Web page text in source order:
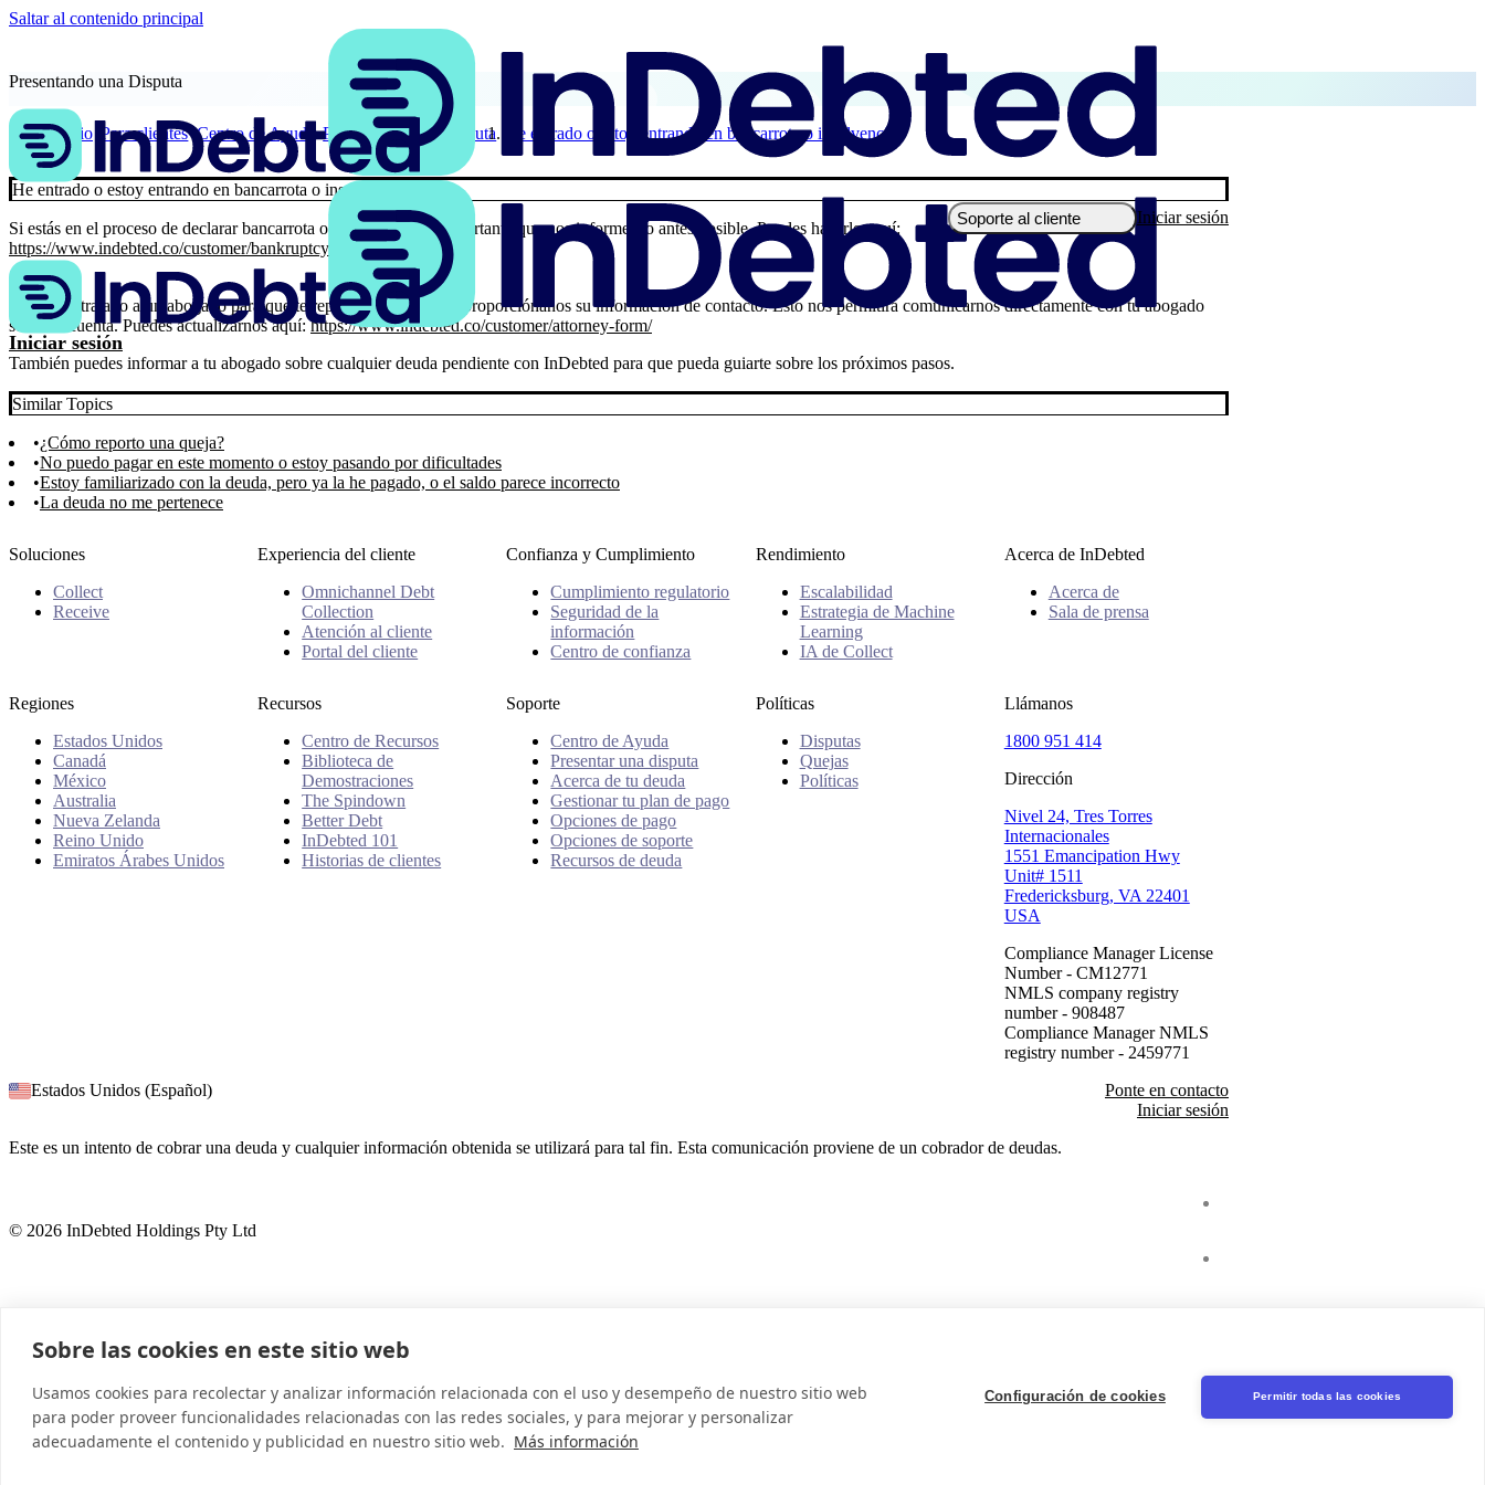
Saltar al contenido principal
Iniciar sesión
Soporte al cliente Iniciar sesión
Presentando una Disputa
Inicio Para clientes Centro de Ayuda Presentando una Disputa He entrado o estoy entrando en bancarrota o insolvencia
He entrado o estoy entrando en bancarrota o insolvencia
Si estás en el proceso de declarar bancarrota o insolvencia, es importante que nos informes lo antes posible. Puedes hacerlo aquí:
https://www.indebted.co/customer/bankruptcy-insolvency-form/
Abogado
Si has contratado a un abogado para que te represente, por favor, proporciónanos su información de contacto. Esto nos permitirá comunicarnos directamente con tu abogado
sobre tu cuenta. Puedes actualizarnos aquí:https://www.indebted.co/customer/attorney-form/
También puedes informar a tu abogado sobre cualquier deuda pendiente con InDebted para que pueda guiarte sobre los próximos pasos.
Similar Topics
¿Cómo reporto una queja?
No puedo pagar en este momento o estoy pasando por dificultades
Estoy familiarizado con la deuda, pero ya la he pagado, o el saldo parece incorrecto
La deuda no me pertenece
Soluciones
Collect
Receive
Experiencia del cliente
Omnichannel Debt
Collection
Atención al cliente
Portal del cliente
Confianza y Cumplimiento
Cumplimiento regulatorio
Seguridad de la
información
Centro de confianza
Rendimiento
Escalabilidad
Estrategia de Machine
Learning
IA de Collect
Acerca de InDebted
Acerca de
Sala de prensa
Regiones
Estados Unidos
Canadá
México
Australia
Nueva Zelanda
Reino Unido
Emiratos Árabes Unidos
Recursos
Centro de Recursos
Biblioteca de
Demostraciones
The Spindown
Better Debt
InDebted 101
Historias de clientes
Soporte
Centro de Ayuda
Presentar una disputa
Acerca de tu deuda
Gestionar tu plan de pago
Opciones de pago
Opciones de soporte
Recursos de deuda
Políticas
Disputas
Quejas
Políticas
Llámanos
1800 951 414
Dirección
Nivel 24, Tres Torres
Internacionales
1551 Emancipation Hwy
Unit# 1511
Fredericksburg, VA 22401
USA
Compliance Manager License
Number - CM12771
NMLS company registry
number - 908487
Compliance Manager NMLS
registry number - 2459771
Estados Unidos (Español)
Ponte en contacto
Iniciar sesión
Este es un intento de cobrar una deuda y cualquier información obtenida se utilizará para tal fin. Esta comunicación proviene de un cobrador de deudas.
© 2026 InDebted Holdings Pty Ltd
Sobre las cookies en este sitio web
Usamos cookies para recolectar y analizar información relacionada con el uso y desempeño de nuestro sitio web
para poder proveer funcionalidades relacionadas con las redes sociales, y para mejorar y personalizar
adecuadamente el contenido y publicidad en nuestro sitio web. Más información
Configuración de cookies Permitir todas las cookies